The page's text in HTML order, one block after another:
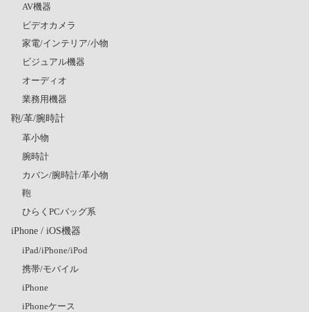
AV機器
ビデオカメラ
家電/インテリア/小物
ビジュアル機器
オーディオ
業務用機器
鞄/革/腕時計
革小物
腕時計
カバン/腕時計/革小物
鞄
ひらくPCバッグ系
iPhone / iOS機器
iPad/iPhone/iPod
携帯/モバイル
iPhone
iPhoneケース